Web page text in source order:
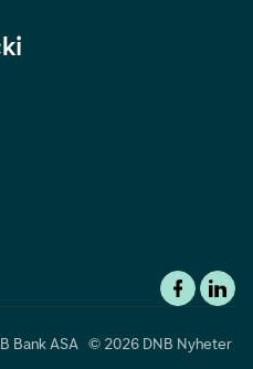
Bank ASA © 2026 DNB Nyheter